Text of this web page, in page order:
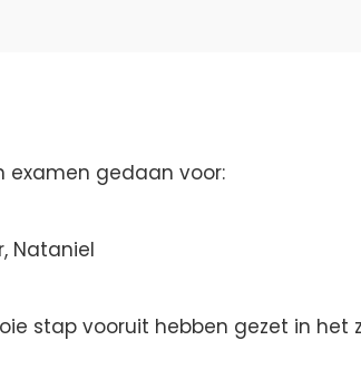
examen gedaan voor:
Nataniel
stap vooruit hebben gezet in het